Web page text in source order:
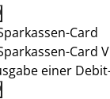
Card
Card
einer